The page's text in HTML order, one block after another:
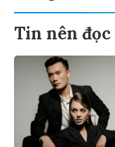
Tin nên đọc